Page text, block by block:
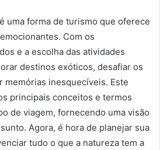
uma forma de turismo que oferece
Com os
e a escolha das atividades
destinos exóticos, desafiar os
memórias inesquecíveis. Este
principais conceitos e termos
de viagem, fornecendo uma visão
Agora, é hora de planejar sua
tudo o que a natureza tem a